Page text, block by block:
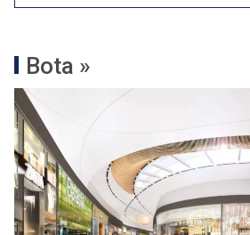
Bota »